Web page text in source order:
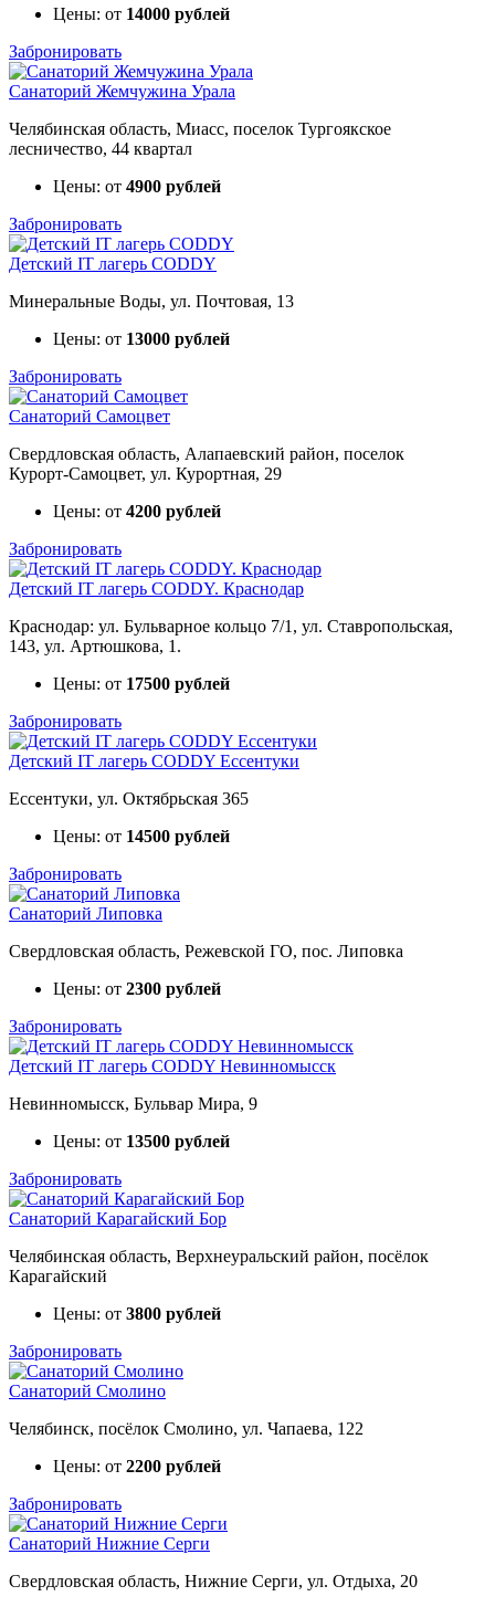
Цены: от 14000 рублей
Забронировать
Санаторий Жемчужина Урала
Челябинская область, Миасс, поселок Тургоякское
лесничество, 44 квартал
Цены: от 4900 рублей
Забронировать
Детский IT лагерь CODDY
Минеральные Воды, ул. Почтовая, 13
Цены: от 13000 рублей
Забронировать
Санаторий Самоцвет
Свердловская область, Алапаевский район, поселок
Курорт‑Самоцвет, ул. Курортная, 29
Цены: от 4200 рублей
Забронировать
Детский IT лагерь CODDY. Краснодар
Краснодар: ул. Бульварное кольцо 7/1, ул. Ставропольская,
143, ул. Артюшкова, 1.
Цены: от 17500 рублей
Забронировать
Детский IT лагерь CODDY Ессентуки
Ессентуки, ул. Октябрьская 365
Цены: от 14500 рублей
Забронировать
Санаторий Липовка
Свердловская область, Режевской ГО, пос. Липовка
Цены: от 2300 рублей
Забронировать
Детский IT лагерь CODDY Невинномысск
Невинномысск, Бульвар Мира, 9
Цены: от 13500 рублей
Забронировать
Санаторий Карагайский Бор
Челябинская область, Верхнеуральский район, посёлок
Карагайский
Цены: от 3800 рублей
Забронировать
Санаторий Смолино
Челябинск, посёлок Смолино, ул. Чапаева, 122
Цены: от 2200 рублей
Забронировать
Санаторий Нижние Серги
Свердловская область, Нижние Серги, ул. Отдыха, 20